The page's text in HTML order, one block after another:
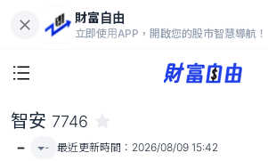
財富自由
立即使用APP，開啟您的股市智慧導航！
-
智安 7746
- - 最近更新時間： 2026/08/09 15:42